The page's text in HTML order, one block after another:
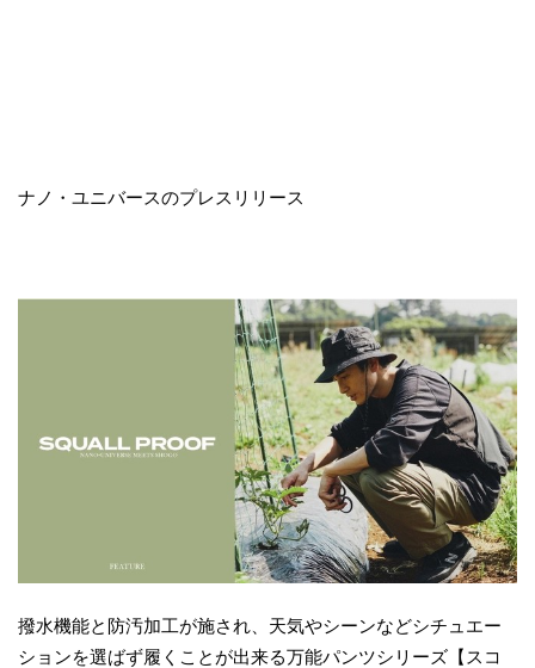
ナノ・ユニバースのプレスリリース
撥水機能と防汚加工が施され、天気やシーンなどシチュエー
ションを選ばず履くことが出来る万能パンツシリーズ【スコ